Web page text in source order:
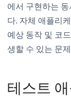
에서 구현하는
다. 자체 애플리
예상 동작 및 코
생할 수 있는 문
테스트